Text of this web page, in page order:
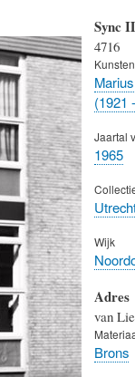
Sync
4716
(1921
Jaartal
1965
Wijk
Adres
van
Brons